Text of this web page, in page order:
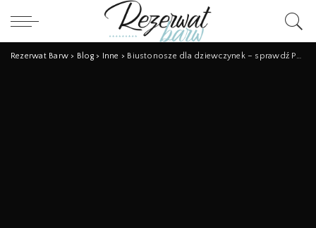
Rezerwat Barw > Blog> Inne > Biustonosze dla dziewczynek – sprawdź Polską markę!